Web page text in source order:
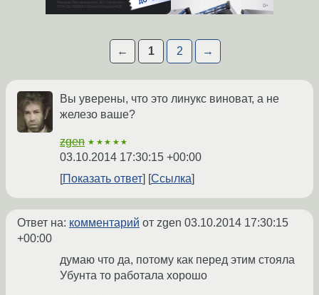
← 1 2 →
Вы уверены, что это линукс виноват, а не
железо ваше?
zgen ★★★★★
03.10.2014 17:30:15 +00:00
Показать ответ
Ссылка
Ответ на: комментарий от zgen 03.10.2014 17:30:15
+00:00
думаю что да, потому как перед этим стояла
Убунта то работала хорошо